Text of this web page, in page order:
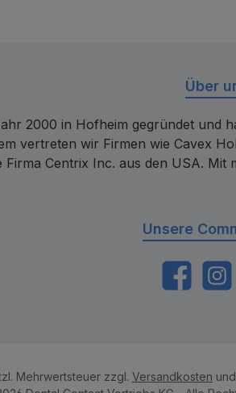
Über
2000 in Hofheim gegründet
vertreten wir Firmen wie Cavex
Centrix Inc. aus den USA.
Unsere
https://
Mehrwertsteuer zzgl. Versandkosten